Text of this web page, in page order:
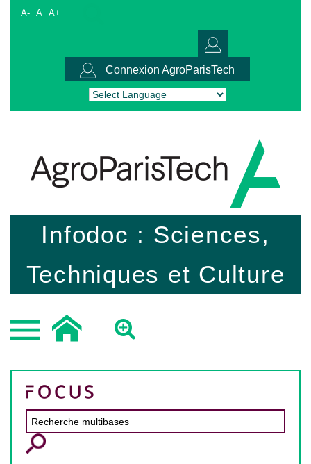
A- A A+
Connexion AgroParisTech
Powered by Translate
Infodoc : Sciences,
Techniques et Culture